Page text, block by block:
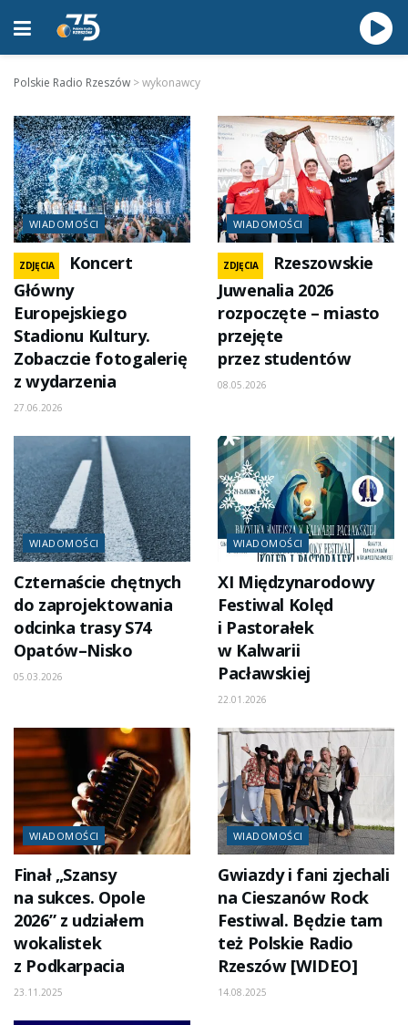
Polskie Radio Rzeszów >wykonawcy
WIADOMOŚCI
ZDJĘCIA
Koncert
Główny
Europejskiego
Stadionu Kultury.
Zobaczcie fotogalerię
z wydarzenia
27.06.2026
WIADOMOŚCI
ZDJĘCIA
Rzeszowskie
Juwenalia 2026
rozpoczęte – miasto
przejęte
przez studentów
08.05.2026
WIADOMOŚCI
Czternaście chętnych
do zaprojektowania
odcinka trasy S74
Opatów–Nisko
05.03.2026
WIADOMOŚCI
XI Międzynarodowy
Festiwal Kolęd
i Pastorałek
w Kalwarii
Pacławskiej
22.01.2026
WIADOMOŚCI
Finał „Szansy
na sukces. Opole
2026” z udziałem
wokalistek
z Podkarpacia
23.11.2025
WIADOMOŚCI
Gwiazdy i fani zjechali
na Cieszanów Rock
Festiwal. Będzie tam
też Polskie Radio
Rzeszów [WIDEO]
14.08.2025